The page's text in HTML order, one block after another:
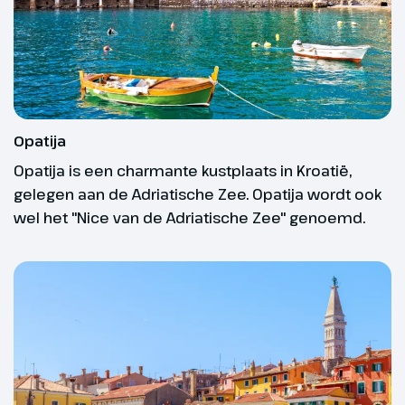
Opatija
Opatija is een charmante kustplaats in Kroatië,
gelegen aan de Adriatische Zee. Opatija wordt ook
wel het "Nice van de Adriatische Zee" genoemd.
naar de Speikboden
Ahrntal & Klausberg
30 km
buiten onze invloedsfeer.
Bij data en prijzen zie je of deze reis vertrekgarantie
heeft.
Fit en mobiel
Beschik je over een goede basisconditie? Dan ben
Op diverse excursiereizen kunnen we een beperkt
aantal hulpmiddelen meenemen. Wanneer je dit
graag wilt, is het wel belangrijk dat je deze zelf in en
uit de bus kunt laden. Wanneer dit niet lukt, vragen
we je iemand mee te nemen op reis die hierbij kan